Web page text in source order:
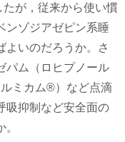
が，従来から使い慣
ンゾジアゼピン系睡
よいのだろうか。さ
パム（ロヒプノール
ミカム®）など点滴
吸抑制など安全面の